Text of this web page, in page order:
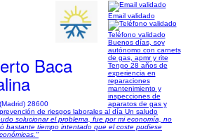
Baca
28600
Email validado
Teléfono validado
Buenos días, soy
autónomo con carnets
de gas, apmr y rite
Tengo 28 años de
experiencia en
reparaciones
mantenimiento y
inspecciones de
aparatos de gas y
de riesgos laborales al día Un saludo
solucionar el problema, fue por mi economía, no
bastante tiempo intentado que el coste pudiese